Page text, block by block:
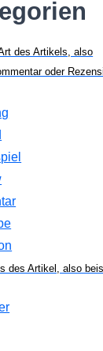
des Artikels, also
oder
des Artikel, also